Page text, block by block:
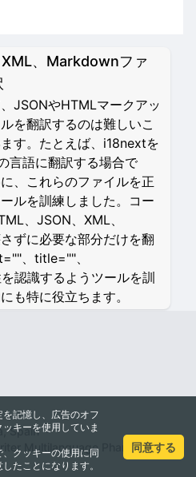
記憶し、広告のオフ
キーを使用していま
、クッキーの使用に同
たことになります。
同意する
、Markdownファ
JSONやHTMLマークアッ
を翻訳するのは難しいこ
す。たとえば、i18nextを
言語に翻訳する場合で
、これらのファイルを正
ルを訓練しました。コー
、JSON、XML、
ずに必要な部分だけを翻
、title=""、
認識するようツールを訓
も特に役立ちます。
Spain
Multilanguage Pharaprasing